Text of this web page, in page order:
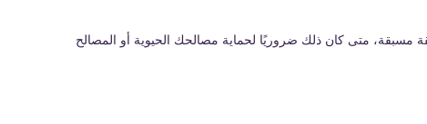
مسبقة، متى كان ذلك ضروريًا لحماية مصالحك الحيوية أو المصالح